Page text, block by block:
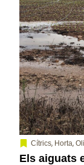
Cítrics, Horta,
Els aiguats